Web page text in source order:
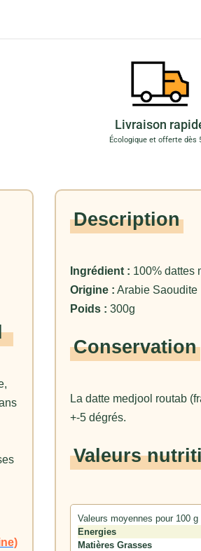
Livraison
Écologique et offerte dès
Description
Ingrédient : 100% dattes
Origine : Arabie Saoudite
Poids : 300g
Conservation
La datte medjool routab
+-5 dégrés.
Valeurs
Valeurs moyennes pour 100 g
Energies
Matières Grasses